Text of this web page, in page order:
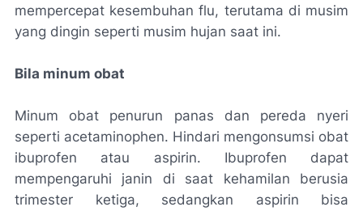
mempercepat kesembuhan flu, terutama di musim
yang dingin seperti musim hujan saat ini.
Bila minum obat
Minum obat penurun panas dan pereda nyeri
seperti acetaminophen. Hindari mengonsumsi obat
ibuprofen atau aspirin. Ibuprofen dapat
mempengaruhi janin di saat kehamilan berusia
trimester ketiga, sedangkan aspirin bisa